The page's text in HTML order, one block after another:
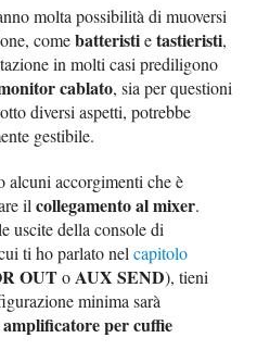
molta possibilità di muoversi
comebatteristietastieristi,
in molti casi prediligono
cablato, sia per questioni
diversi aspetti, potrebbe
gestibile.
alcuni accorgimenti che è
ilcollegamento al mixer.
uscite della console di
ti ho parlato nelcapitolo
OUToAUX SEND), tieni
minima sarà
amplificatore per cuffie